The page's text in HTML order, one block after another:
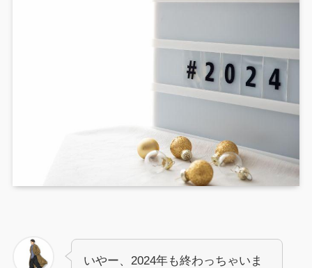
いやー、2024年も終わっちゃいま